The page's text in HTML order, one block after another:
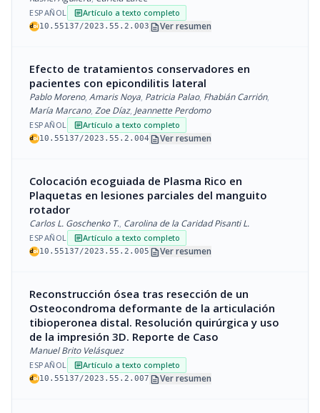
ESPAÑOL articleArtículo a texto completo
10.55137/2023.55.2.003 descriptionVer resumen
Efecto de tratamientos conservadores en
pacientes con epicondilitis lateral
Pablo Moreno, Amaris Noya, Patricia Palao, Fhabián Carrión,
María Marcano, Zoe Díaz, Jeannette Perdomo
ESPAÑOL articleArtículo a texto completo
10.55137/2023.55.2.004 descriptionVer resumen
Colocación ecoguiada de Plasma Rico en
Plaquetas en lesiones parciales del manguito
rotador
Carlos L. Goschenko T., Carolina de la Caridad Pisanti L.
ESPAÑOL articleArtículo a texto completo
10.55137/2023.55.2.005 descriptionVer resumen
Reconstrucción ósea tras resección de un
Osteocondroma deformante de la articulación
tibioperonea distal. Resolución quirúrgica y uso
de la impresión 3D. Reporte de Caso
Manuel Brito Velásquez
ESPAÑOL articleArtículo a texto completo
10.55137/2023.55.2.007 descriptionVer resumen